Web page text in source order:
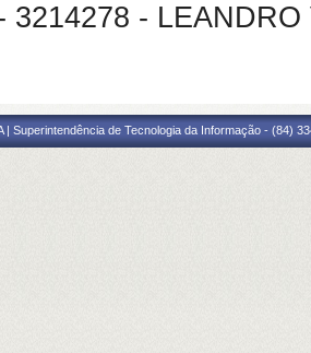
3214278 -
| Superintendência de Tecnologia da Informação - (84)